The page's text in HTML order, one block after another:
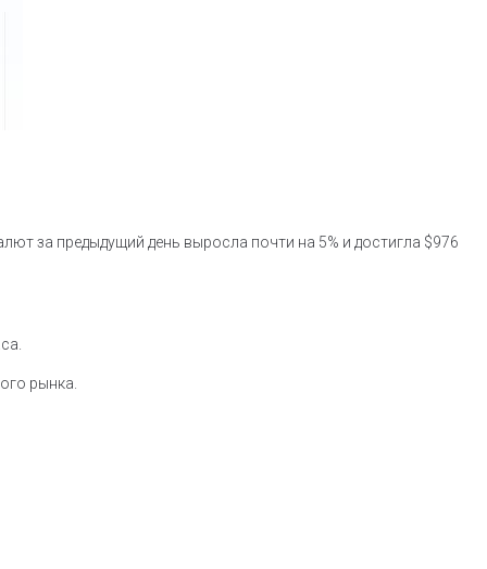
за предыдущий день выросла почти на 5% и достигла $976
рынка.